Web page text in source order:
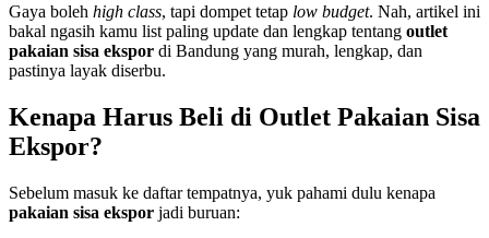
Gaya boleh high class, tapi dompet tetap low budget. Nah, artikel ini
bakal ngasih kamu list paling update dan lengkap tentang outlet
pakaian sisa ekspor di Bandung yang murah, lengkap, dan
pastinya layak diserbu.
Kenapa Harus Beli di Outlet Pakaian Sisa
Ekspor?
Sebelum masuk ke daftar tempatnya, yuk pahami dulu kenapa
pakaian sisa ekspor jadi buruan: